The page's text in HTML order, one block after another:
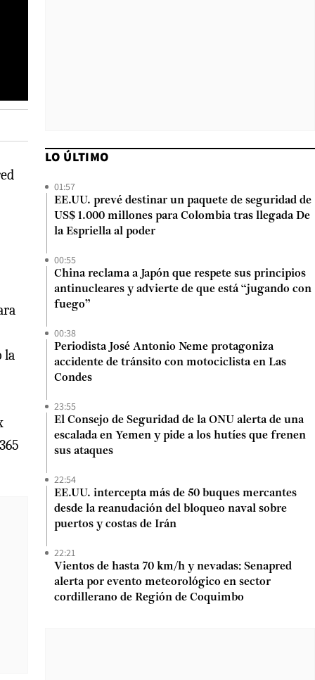
la
LO ÚLTIMO
01:57
EE.UU. prevé destinar un paquete de seguridad de
US$ 1.000 millones para Colombia tras llegada De
la Espriella al poder
00:55
China reclama a Japón que respete sus principios
antinucleares y advierte de que está “jugando con
fuego”
00:38
Periodista José Antonio Neme protagoniza
accidente de tránsito con motociclista en Las
Condes
23:55
El Consejo de Seguridad de la ONU alerta de una
escalada en Yemen y pide a los hutíes que frenen
sus ataques
22:54
EE.UU. intercepta más de 50 buques mercantes
desde la reanudación del bloqueo naval sobre
puertos y costas de Irán
22:21
Vientos de hasta 70 km/h y nevadas: Senapred
alerta por evento meteorológico en sector
cordillerano de Región de Coquimbo